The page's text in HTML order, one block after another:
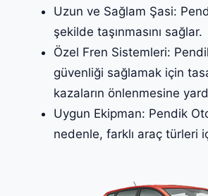
Uzun ve Sağlam Şasi:
şekilde taşınmasını sağlar.
Özel Fren Sistemleri:
güvenliği sağlamak için
kazaların önlenmesine
Uygun Ekipman: Pendik
nedenle, farklı araç türleri